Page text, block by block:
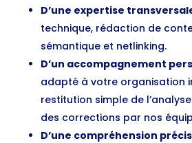
D’une expertise
technique, rédaction de
sémantique et netlinking.
D’un accompagnement
adapté à votre organisation
restitution simple de
des corrections par nos
D’une compréhension